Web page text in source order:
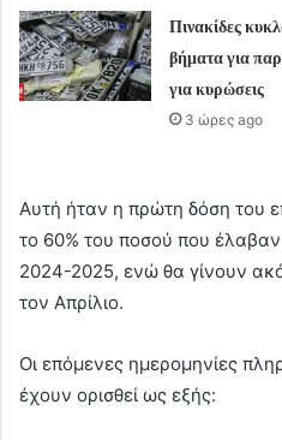
Πινακίδες
βήματα για
για κυρώσεις
3 ώρες ago
Αυτή ήταν η πρώτη δόση του
το 60% του ποσού που έλαβαν
2024-2025, ενώ θα γίνουν
τον Απρίλιο.
Οι επόμενες ημερομηνίες
έχουν ορισθεί ως εξής: